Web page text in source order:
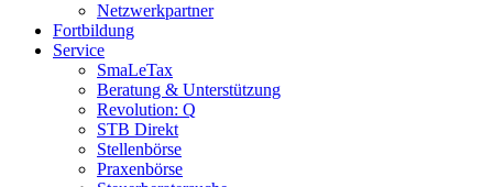
Netzwerkpartner
Fortbildung
Service
SmaLeTax
Beratung & Unterstützung
Revolution: Q
STB Direkt
Stellenbörse
Praxenbörse